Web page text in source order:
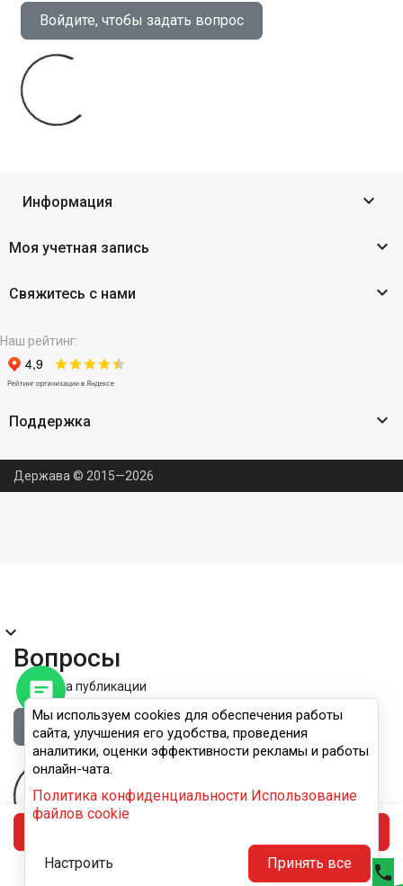
Войдите, чтобы задать вопрос
Информация 
Моя учетная запись 
Свяжитесь с нами 
Наш рейтинг:
Поддержка 
Держава © 2015—2026
Мы используем cookies для обеспечения работы
сайта, улучшения его удобства, проведения
аналитики, оценки эффективности рекламы и работы
онлайн-чата.
Политика конфиденциальности Использование
файлов cookie
Настроить Принять все
phone
expand_more
Вопросы
Правила публикации
Войдите, чтобы задать вопрос
